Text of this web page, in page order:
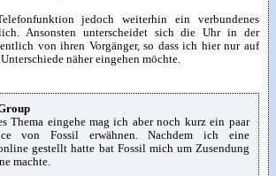
jedoch weiterhin ein verbundenes
Ansonsten unterscheidet sich die Uhr in der
von ihren Vorgänger, so dass ich hier nur auf
näher eingehen möchte.
Thema eingehe mag ich aber noch kurz ein paar
von Fossil erwähnen. Nachdem ich eine
gestellt hatte bat Fossil mich um Zusendung
machte.